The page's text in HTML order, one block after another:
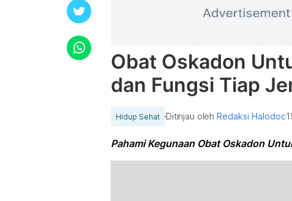
Obat Oskadon
dan Fungsi Tiap
Hidup Sehat Ditinjau olehRedaksi Halodoc
Pahami Kegunaan Obat Oskadon